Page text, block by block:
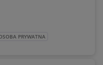
PRYWATNA